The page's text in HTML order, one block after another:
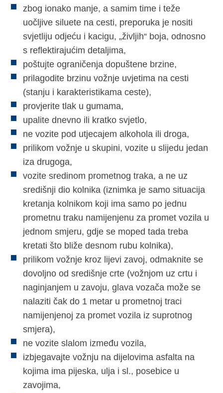
zbog ionako manje, a samim time i teže
uočljive siluete na cesti, preporuka je nositi
svjetliju odjeću i kacigu, „življih“ boja, odnosno
s reflektirajućim detaljima,
poštujte ograničenja dopuštene brzine,
prilagodite brzinu vožnje uvjetima na cesti
(stanju i karakteristikama ceste),
provjerite tlak u gumama,
upalite dnevno ili kratko svjetlo,
ne vozite pod utjecajem alkohola ili droga,
prilikom vožnje u skupini, vozite u slijedu jedan
iza drugoga,
vozite sredinom prometnog traka, a ne uz
središnji dio kolnika (iznimka je samo situacija
kretanja kolnikom koji ima samo po jednu
prometnu traku namijenjenu za promet vozila u
jednom smjeru, gdje se moped tada treba
kretati što bliže desnom rubu kolnika),
prilikom vožnje kroz lijevi zavoj, odmaknite se
dovoljno od središnje crte (vožnjom uz crtu i
naginjanjem u zavoju, glava vozača može se
nalaziti čak do 1 metar u prometnoj traci
namijenjenoj za promet vozila iz suprotnog
smjera),
ne vozite slalom između vozila,
izbjegavajte vožnju na dijelovima asfalta na
kojima ima pijeska, ulja i sl., posebice u
zavojima,